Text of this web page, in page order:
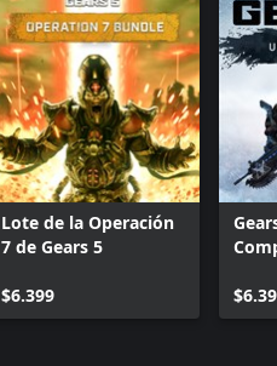
Lote de la Operación
7 de Gears 5
$6.399